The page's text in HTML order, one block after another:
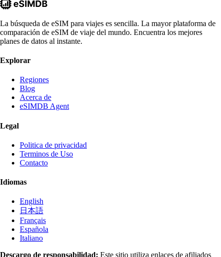
La búsqueda de eSIM para viajes es sencilla. La mayor plataforma de
comparación de eSIM de viaje del mundo. Encuentra los mejores
planes de datos al instante.
Explorar
Regiones
Blog
Acerca de
eSIMDB Agent
Legal
Politica de privacidad
Terminos de Uso
Contacto
Idiomas
English
日本語
Français
Española
Italiano
Descargo de responsabilidad: Este sitio utiliza enlaces de afiliados